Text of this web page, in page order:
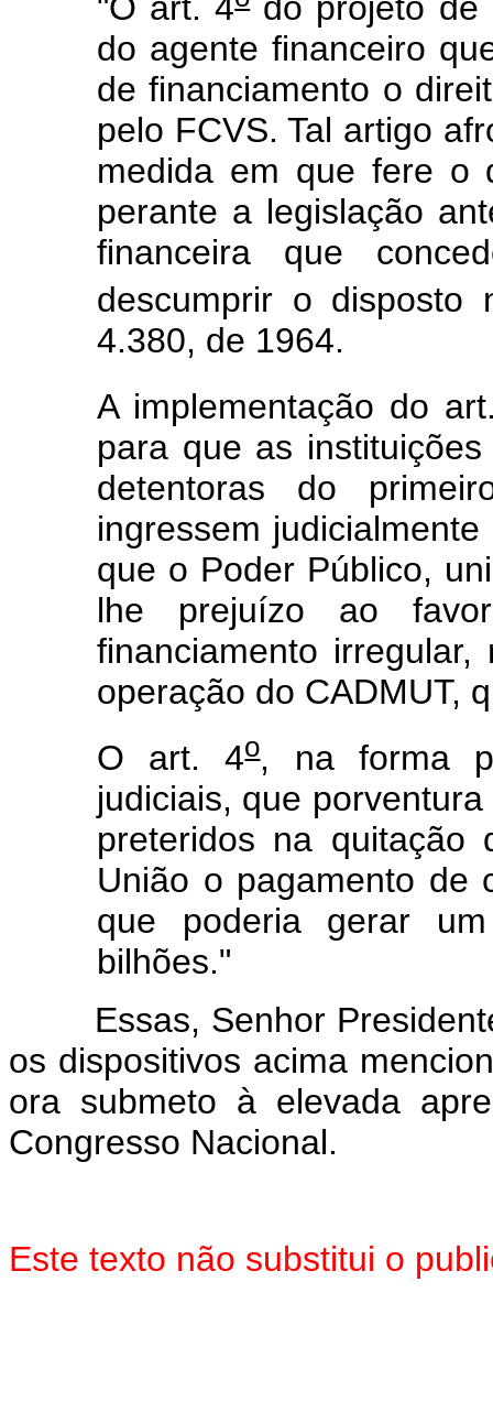
do agente financeiro
de financiamento o
pelo FCVS. Tal artigo
medida em que fere o
perante a legislação
financeira que
descumprir o disposto
4.380, de 1964.
A implementação do
para que as
detentoras do
ingressem
que o Poder Público,
lhe prejuízo ao
financiamento
operação do CADMUT,
O art. 4o, na forma
judiciais, que
preteridos na quitação
União o pagamento de
que poderia gerar
bilhões."
Essas, Senhor
os dispositivos acima
ora submeto à elevada
Congresso Nacional.
Este texto não substitui o